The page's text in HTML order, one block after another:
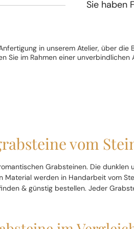
Sie haben
in unserem Atelier, über
Sie im Rahmen einer unverbindlichen
vom
Grabsteinen. Die dunklen
werden in Handarbeit vom
& günstig bestellen. Jeder